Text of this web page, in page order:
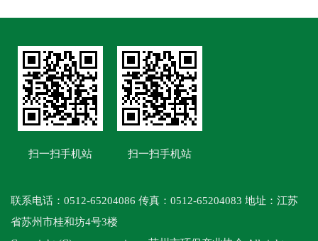
扫一扫手机站 扫一扫手机站
联系电话：0512-65204086 传真：0512-65204083 地址：江苏
省苏州市桂和坊4号3楼